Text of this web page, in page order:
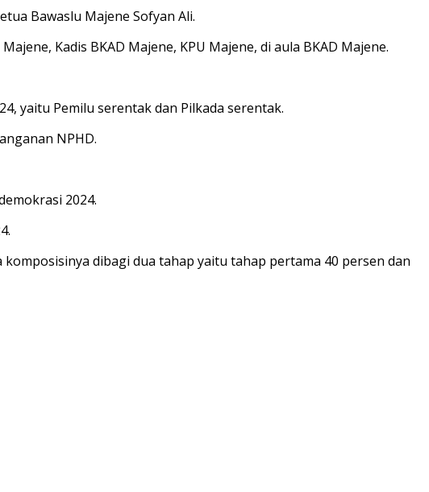
Bawaslu Majene Sofyan Ali.
Kadis BKAD Majene, KPU Majene, di aula BKAD Majene.
yaitu Pemilu serentak dan Pilkada serentak.
NPHD.
2024.
dibagi dua tahap yaitu tahap pertama 40 persen dan